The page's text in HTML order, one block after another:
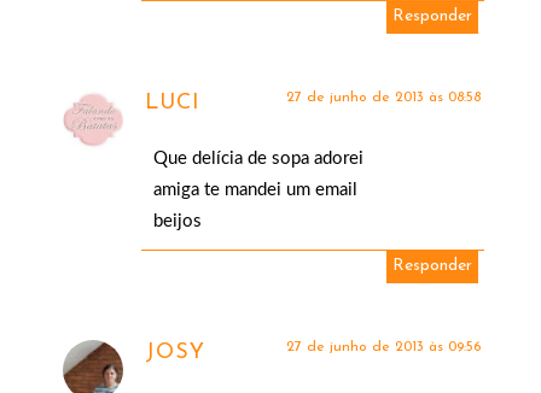
Responder
LUCI 27 de junho de 2013 às 08:58
Que delícia de sopa adorei
amiga te mandei um email
beijos
Responder
JOSY 27 de junho de 2013 às 09:56